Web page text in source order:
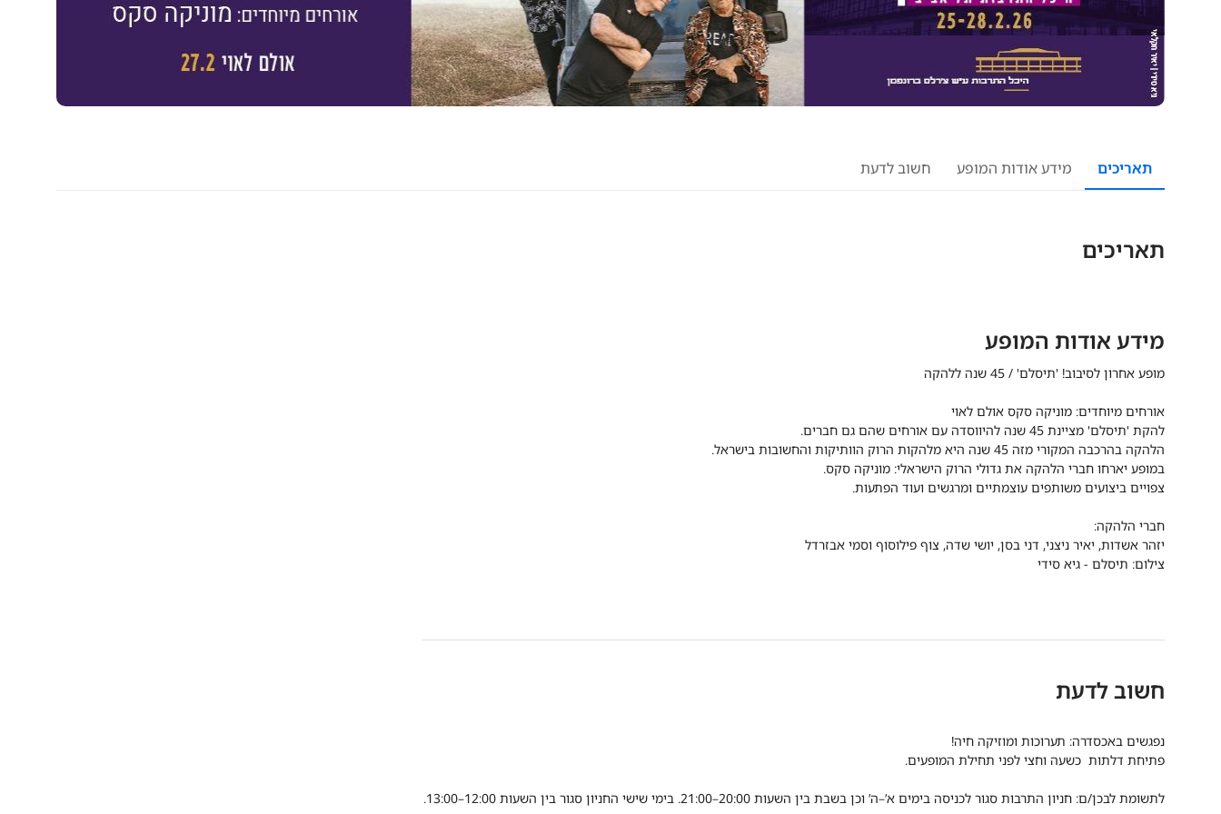
תאריכים מידע אודות המופע חשוב לדעת
תאריכים
מידע אודות המופע
מופע אחרון לסיבוב! 'תיסלם' / 45 שנה ללהקה
אורחים מיוחדים: מוניקה סקס אולם לאוי
להקת 'תיסלם' מציינת 45 שנה להיווסדה עם אורחים שהם גם חברים.
הלהקה בהרכבה המקורי מזה 45 שנה היא מלהקות הרוק הוותיקות והחשובות בישראל.
במופע יארחו חברי הלהקה את גדולי הרוק הישראלי: מוניקה סקס.
צפויים ביצועים משותפים עוצמתיים ומרגשים ועוד הפתעות.
חברי הלהקה:
יזהר אשדות, יאיר ניצני, דני בסן, יושי שדה, צוף פילוסוף וסמי אבזרדל
צילום: תיסלם - גיא סידי
חשוב לדעת
נפגשים באכסדרה: תערוכות ומוזיקה חיה!
פתיחת דלתות כשעה וחצי לפני תחילת המופעים.
לתשומת לבכן/ם: חניון התרבות סגור לכניסה בימים א’–ה’ וכן בשבת בין השעות 20:00–21:00. בימי שישי החניון סגור בין השעות 12:00–13:00.